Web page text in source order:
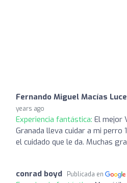
Fernando Miguel Macías
years ago
Experiencia fantástica: El mejor
Granada lleva cuidar a mi perro
el cuidado que le da. Muchas
conrad boyd Publicada en